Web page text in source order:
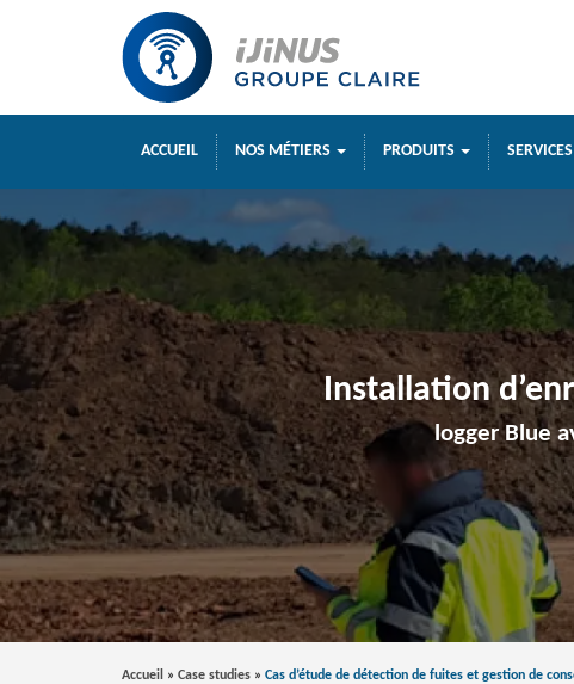
ACCUEIL NOS MÉTIERS PRODUITS SERVICES
Installation
logger Blue
Accueil » Case studies » Cas d’étude de détection de fuites et gestion de